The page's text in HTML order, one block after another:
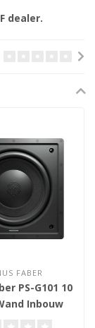
dealer.
FABER
PS-G101 10
Inbouw